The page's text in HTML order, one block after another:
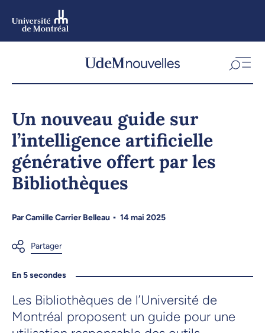
Un nouveau guide sur
l’intelligence artificielle
générative offert par les
Bibliothèques
ParCamille Carrier Belleau 14 mai 2025
En 5 secondes
Les Bibliothèques de l’Université de
Montréal proposent un guide pour une